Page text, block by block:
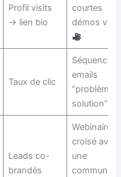
Profil visits
→ lien bio
courtes
démos
Taux de clic
Séquence 5
emails
“problème
solution”
Leads co-
brandés
Webinaire
croisé avec
une